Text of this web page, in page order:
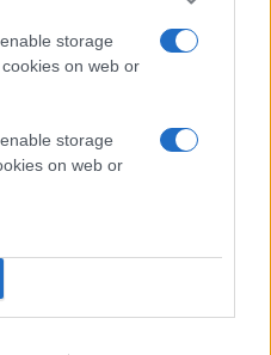
storage
on web or
storage
on web or
τα εντυπωσιακά
του iPad,
και της
και
σε περισσότερα
αυτή την
80 μέρες ενώ το iPad 2
της διαθεσιμότητάς